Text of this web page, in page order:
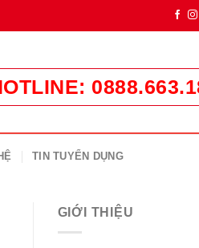
TIN TUYỂN DỤNG
GIỚI THIỆU